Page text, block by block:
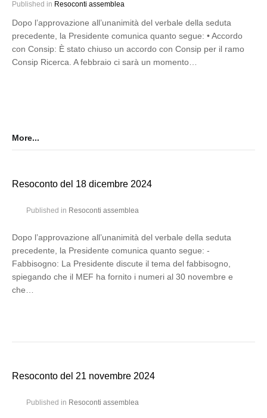
Published in Resoconti assemblea
Dopo l’approvazione all’unanimità del verbale della seduta
precedente, la Presidente comunica quanto segue: • Accordo
con Consip: È stato chiuso un accordo con Consip per il ramo
Consip Ricerca. A febbraio ci sarà un momento…
More...
Resoconto del 18 dicembre 2024
Published in Resoconti assemblea
Dopo l’approvazione all’unanimità del verbale della seduta
precedente, la Presidente comunica quanto segue: -
Fabbisogno: La Presidente discute il tema del fabbisogno,
spiegando che il MEF ha fornito i numeri al 30 novembre e
che…
Resoconto del 21 novembre 2024
Published in Resoconti assemblea